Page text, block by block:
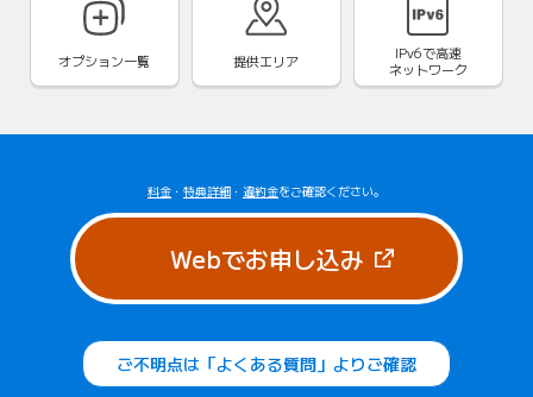
オプション一覧 提供エリア IPv6で高速
ネットワーク
料金 ・ 特典詳細 ・ 違約金をご確認ください。
Webでお申し込み（新しいタブ
ご不明点は「よくある質問」よりご確認